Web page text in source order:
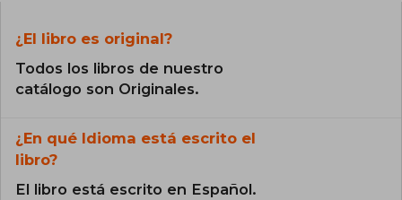
¿El libro es original?
Todos los libros de nuestro
catálogo son Originales.
¿En qué Idioma está escrito el
libro?
El libro está escrito en Español.